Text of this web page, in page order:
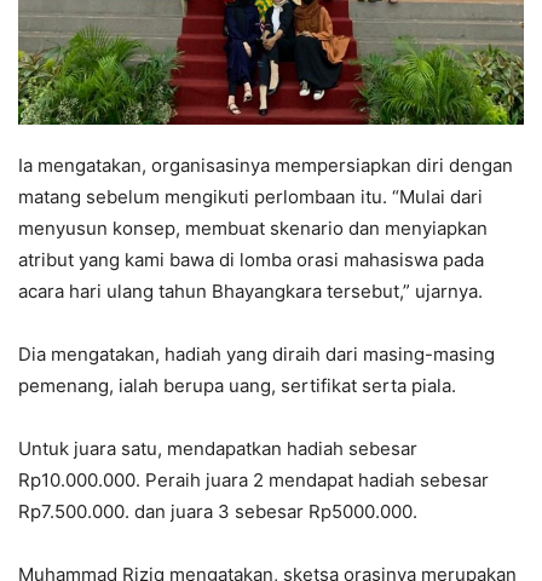
Ia mengatakan, organisasinya mempersiapkan diri dengan
matang sebelum mengikuti perlombaan itu. “Mulai dari
menyusun konsep, membuat skenario dan menyiapkan
atribut yang kami bawa di lomba orasi mahasiswa pada
acara hari ulang tahun Bhayangkara tersebut,” ujarnya.
Dia mengatakan, hadiah yang diraih dari masing-masing
pemenang, ialah berupa uang, sertifikat serta piala.
Untuk juara satu, mendapatkan hadiah sebesar
Rp10.000.000. Peraih juara 2 mendapat hadiah sebesar
Rp7.500.000. dan juara 3 sebesar Rp5000.000.
Muhammad Riziq mengatakan, sketsa orasinya merupakan